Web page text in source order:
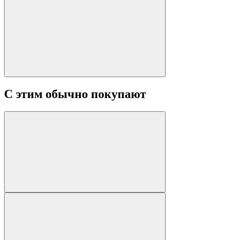
С этим обычно покупают